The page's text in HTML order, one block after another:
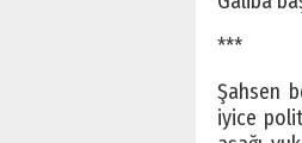
***
Şahsen
iyice